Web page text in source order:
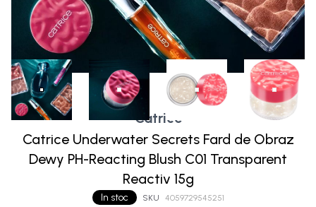
In stoc SKU 4059729545251
Catrice
Catrice Underwater Secrets Fard de Obraz
Dewy PH-Reacting Blush C01 Transparent
Reactiv 15g